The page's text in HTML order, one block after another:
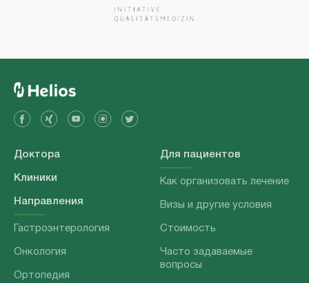
Доктора
Клиники
Направления
Гастроэнтерология
Онкология
Ортопедия
Для пациентов
Как организовать лечение
Визы и другие условия
Стоимость
Часто задаваемые
вопросы